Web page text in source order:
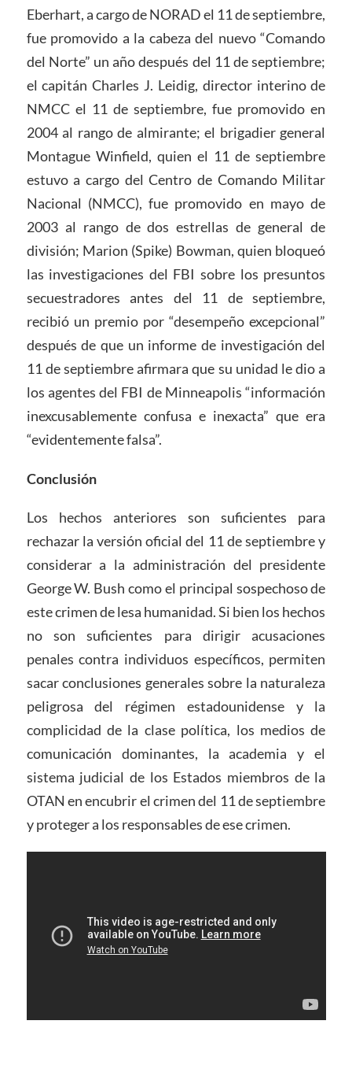
Eberhart, a cargo de NORAD el 11 de septiembre,
fue promovido a la cabeza del nuevo “Comando
del Norte” un año después del 11 de septiembre;
el capitán Charles J. Leidig, director interino de
NMCC el 11 de septiembre, fue promovido en
2004 al rango de almirante; el brigadier general
Montague Winfield, quien el 11 de septiembre
estuvo a cargo del Centro de Comando Militar
Nacional (NMCC), fue promovido en mayo de
2003 al rango de dos estrellas de general de
división; Marion (Spike) Bowman, quien bloqueó
las investigaciones del FBI sobre los presuntos
secuestradores antes del 11 de septiembre,
recibió un premio por “desempeño excepcional”
después de que un informe de investigación del
11 de septiembre afirmara que su unidad le dio a
los agentes del FBI de Minneapolis “información
inexcusablemente confusa e inexacta” que era
“evidentemente falsa”.
Conclusión
Los hechos anteriores son suficientes para
rechazar la versión oficial del 11 de septiembre y
considerar a la administración del presidente
George W. Bush como el principal sospechoso de
este crimen de lesa humanidad. Si bien los hechos
no son suficientes para dirigir acusaciones
penales contra individuos específicos, permiten
sacar conclusiones generales sobre la naturaleza
peligrosa del régimen estadounidense y la
complicidad de la clase política, los medios de
comunicación dominantes, la academia y el
sistema judicial de los Estados miembros de la
OTAN en encubrir el crimen del 11 de septiembre
y proteger a los responsables de ese crimen.